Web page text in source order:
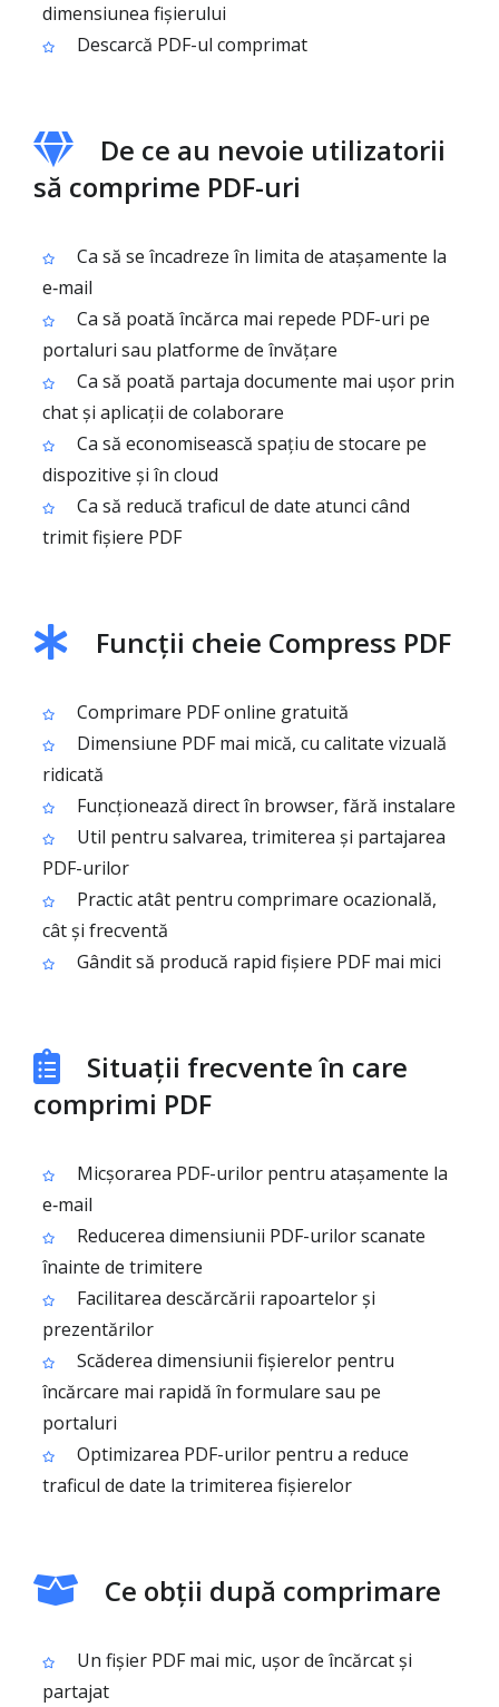
dimensiunea fișierului
Descarcă PDF-ul comprimat
De ce au nevoie utilizatorii
să comprime PDF-uri
Ca să se încadreze în limita de atașamente la
e‑mail
Ca să poată încărca mai repede PDF-uri pe
portaluri sau platforme de învățare
Ca să poată partaja documente mai ușor prin
chat și aplicații de colaborare
Ca să economisească spațiu de stocare pe
dispozitive și în cloud
Ca să reducă traficul de date atunci când
trimit fișiere PDF
Funcții cheie Compress PDF
Comprimare PDF online gratuită
Dimensiune PDF mai mică, cu calitate vizuală
ridicată
Funcționează direct în browser, fără instalare
Util pentru salvarea, trimiterea și partajarea
PDF-urilor
Practic atât pentru comprimare ocazională,
cât și frecventă
Gândit să producă rapid fișiere PDF mai mici
Situații frecvente în care
comprimi PDF
Micșorarea PDF-urilor pentru atașamente la
e‑mail
Reducerea dimensiunii PDF-urilor scanate
înainte de trimitere
Facilitarea descărcării rapoartelor și
prezentărilor
Scăderea dimensiunii fișierelor pentru
încărcare mai rapidă în formulare sau pe
portaluri
Optimizarea PDF-urilor pentru a reduce
traficul de date la trimiterea fișierelor
Ce obții după comprimare
Un fișier PDF mai mic, ușor de încărcat și
partajat